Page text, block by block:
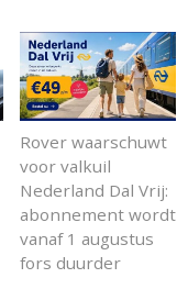
Rover waarschuwt
voor valkuil
Nederland Dal Vrij:
abonnement wordt
vanaf 1 augustus
fors duurder